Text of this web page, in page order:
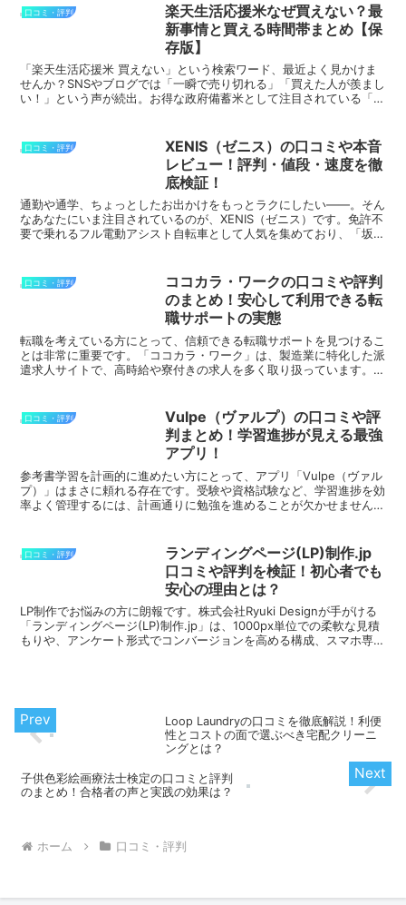
口コミ・評判
楽天生活応援米なぜ買えない？最
新事情と買える時間帯まとめ【保
存版】
「楽天生活応援米 買えない」という検索ワード、最近よく見かけま
せんか？SNSやブログでは「一瞬で売り切れる」「買えた人が羨まし
い！」という声が続出。お得な政府備蓄米として注目されている「楽
口コミ・評判
XENIS（ゼニス）の口コミや本音
レビュー！評判・値段・速度を徹
底検証！
通勤や通学、ちょっとしたお出かけをもっとラクにしたい——。そん
なあなたにいま注目されているのが、XENIS（ゼニス）です。免許不
要で乗れるフル電動アシスト自転車として人気を集めており、「坂道
口コミ・評判
ココカラ・ワークの口コミや評判
のまとめ！安心して利用できる転
職サポートの実態
転職を考えている方にとって、信頼できる転職サポートを見つけるこ
とは非常に重要です。「ココカラ・ワーク」は、製造業に特化した派
遣求人サイトで、高時給や寮付きの求人を多く取り扱っています。実
口コミ・評判
Vulpe（ヴァルプ）の口コミや評
判まとめ！学習進捗が見える最強
アプリ！
参考書学習を計画的に進めたい方にとって、アプリ「Vulpe（ヴァル
プ）」はまさに頼れる存在です。受験や資格試験など、学習進捗を効
率よく管理するには、計画通りに勉強を進めることが欠かせません。
口コミ・評判
ランディングページ(LP)制作.jp
口コミや評判を検証！初心者でも
安心の理由とは？
LP制作でお悩みの方に朗報です。株式会社Ryuki Designが手がける
「ランディングページ(LP)制作.jp」は、1000px単位での柔軟な見積
もりや、アンケート形式でコンバージョンを高める構成、スマホ専用
Loop Laundryの口コミを徹底解説！利便
性とコストの面で選ぶべき宅配クリーニ
ングとは？
子供色彩絵画療法士検定の口コミと評判
のまとめ！合格者の声と実践の効果は？
ホーム 口コミ・評判